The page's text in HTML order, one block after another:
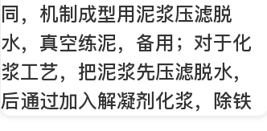
同，机制成型用泥浆压滤脱
水，真空练泥，备用；对于化
浆工艺，把泥浆先压滤脱水，
后通过加入解凝剂化浆，除铁